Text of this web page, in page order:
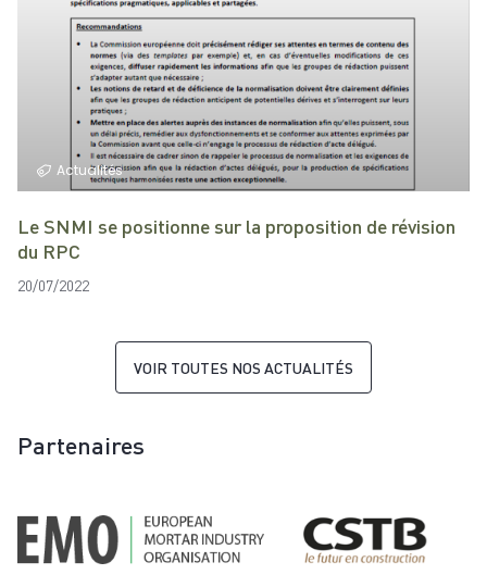
Actualités
Le SNMI se positionne sur la proposition de révision
du RPC
20/07/2022
VOIR TOUTES NOS ACTUALITÉS
Partenaires